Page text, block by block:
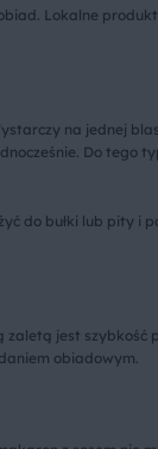
Lokalne
na jednej
Do tego
do bułki lub pity i
jest szybkość
obiadowym.